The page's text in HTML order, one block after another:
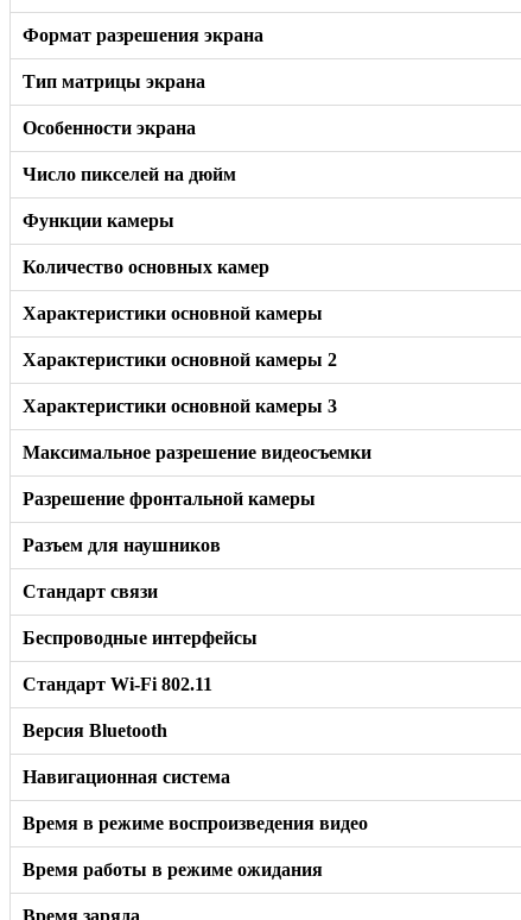
Формат разрешения экрана
Тип матрицы экрана
Особенности экрана
Число пикселей на дюйм
Функции камеры
Количество основных камер
Характеристики основной камеры
Характеристики основной камеры 2
Характеристики основной камеры 3
Максимальное разрешение видеосъемки
Разрешение фронтальной камеры
Разъем для наушников
Стандарт связи
Беспроводные интерфейсы
Стандарт Wi-Fi 802.11
Версия Bluetooth
Навигационная система
Время в режиме воспроизведения видео
Время работы в режиме ожидания
Время заряда